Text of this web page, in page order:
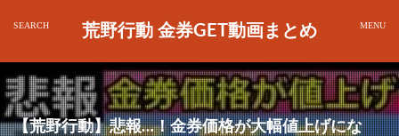
荒野行動 金券GET動画まとめ
【荒野行動】悲報…！金券価格が大幅値上げにな